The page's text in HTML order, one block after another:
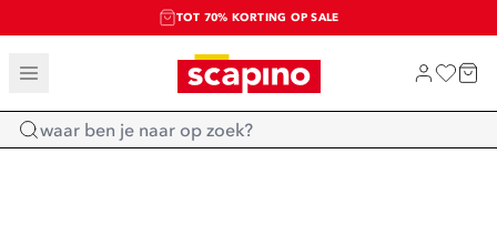
TOT 70% KORTING OP SALE
SALE: LAATSTE KANS!
SHOP NIEUW
Home